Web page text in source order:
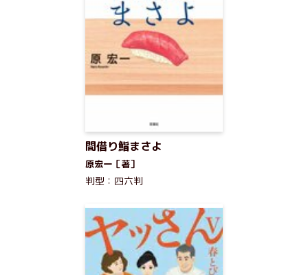
間借り鮨まさよ
原宏一［著］
判型：四六判